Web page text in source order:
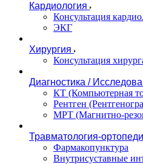
Кардиология
Консультация
ЭКГ
Хирургия
Консультация
Диагностика /
КТ (Компьютерная
Рентген
МРТ (Магнитно-
Травматология-
Фармакопунктура
Внутрисуставные